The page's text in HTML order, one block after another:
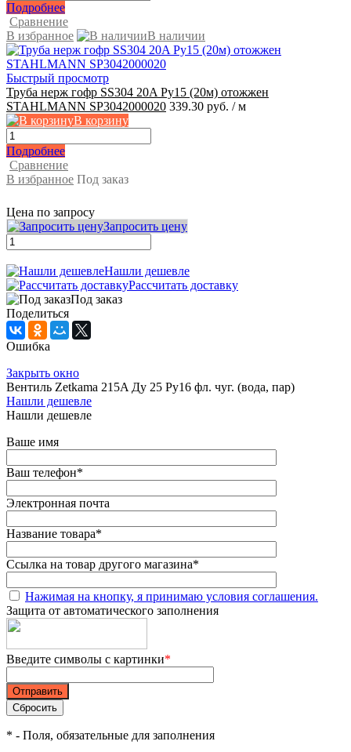
Подробнее
Сравнение
В избранное
В наличии
Быстрый просмотр
Труба нерж гофр SS304 20A Ру15 (20м) отожжен
STAHLMANN SP3042000020 339.30 руб. / м
В корзину
Подробнее
Сравнение
В избранное Под заказ
Цена по запросу
Запросить цену
Нашли дешевле
Рассчитать доставку
Под заказ
Поделиться
Ошибка
Закрыть окно
Вентиль Zetkama 215A Ду 25 Ру16 фл. чуг. (вода, пар)
Нашли дешевле
Нашли дешевле
Ваше имя
Ваш телефон*
Электронная почта
Название товара*
Ссылка на товар другого магазина*
Нажимая на кнопку, я принимаю условия соглашения.
Защита от автоматического заполнения
Введите символы с картинки*
* - Поля, обязательные для заполнения